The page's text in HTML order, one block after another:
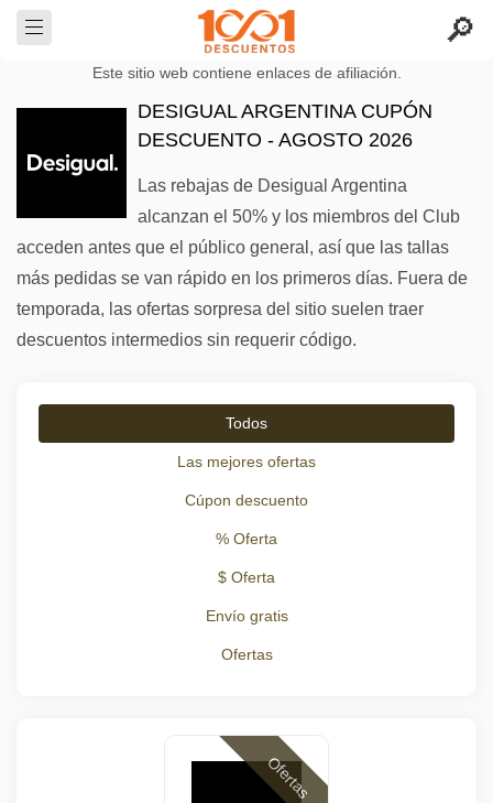
Este sitio web contiene enlaces de afiliación.
DESIGUAL ARGENTINA CUPÓN
DESCUENTO - AGOSTO 2026
Las rebajas de Desigual Argentina
alcanzan el 50% y los miembros del Club
acceden antes que el público general, así que las tallas
más pedidas se van rápido en los primeros días. Fuera de
temporada, las ofertas sorpresa del sitio suelen traer
descuentos intermedios sin requerir código.
Todos
Las mejores ofertas
Cúpon descuento
% Oferta
$ Oferta
Envío gratis
Ofertas
Ofertas